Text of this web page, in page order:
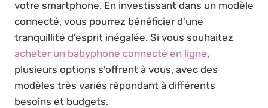
votre smartphone. En investissant dans un modèle
connecté, vous pourrez bénéficier d’une
tranquillité d’esprit inégalée. Si vous souhaitez
acheter un babyphone connecté en ligne,
plusieurs options s’offrent à vous, avec des
modèles très variés répondant à différents
besoins et budgets.